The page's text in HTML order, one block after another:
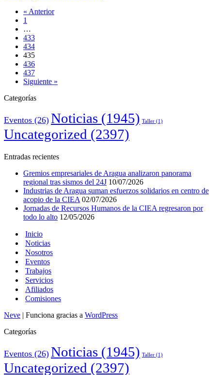
« Anterior
1
…
433
434
435
436
437
Siguiente »
Categorías
Eventos (26) Noticias (1945) Taller (1)
Uncategorized (2397)
Entradas recientes
Gremios empresariales de Aragua analizaron panorama
regional tras sismos del 24J 10/07/2026
Industrias de Aragua suman esfuerzos solidarios en centro de
acopio de la CIEA 02/07/2026
Jornadas de Recursos Humanos de la CIEA regresaron por
todo lo alto 12/05/2026
Inicio
Noticias
Nosotros
Eventos
Trabajos
Servicios
Afiliados
Comisiones
Neve | Funciona gracias a WordPress
Categorías
Eventos (26) Noticias (1945) Taller (1)
Uncategorized (2397)